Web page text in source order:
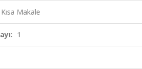
Makale
1